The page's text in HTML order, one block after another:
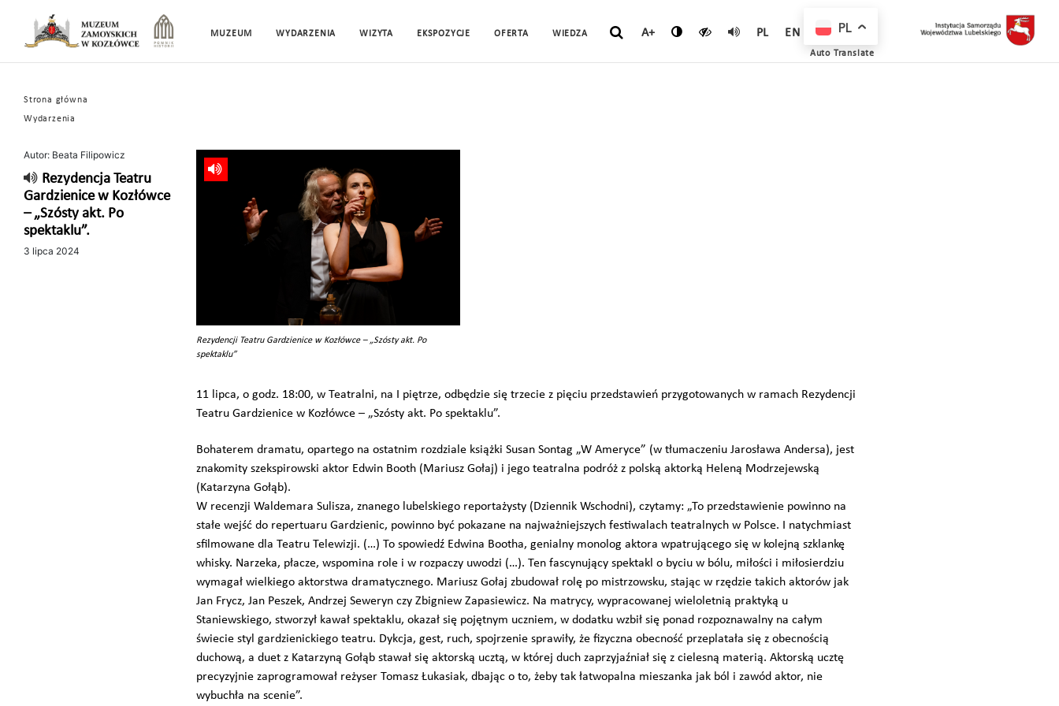
MUZEUM WYDARZENIA WIZYTA EKSPOZYCJE OFERTA WIEDZA A+ PL EN
Strona główna
Wydarzenia
Autor: Beata Filipowicz
Rezydencja Teatru
Gardzienice w Kozłówce
– „Szósty akt. Po
spektaklu”.
3 lipca 2024
Rezydencji Teatru Gardzienice w Kozłówce – „Szósty akt. Po
spektaklu”
11 lipca, o godz. 18:00, w Teatralni, na I piętrze, odbędzie się trzecie z pięciu przedstawień przygotowanych w ramach Rezydencji
Teatru Gardzienice w Kozłówce – „Szósty akt. Po spektaklu”.
Bohaterem dramatu, opartego na ostatnim rozdziale książki Susan Sontag „W Ameryce” (w tłumaczeniu Jarosława Andersa), jest
znakomity szekspirowski aktor Edwin Booth (Mariusz Gołaj) i jego teatralna podróż z polską aktorką Heleną Modrzejewską
(Katarzyna Gołąb).
W recenzji Waldemara Sulisza, znanego lubelskiego reportażysty (Dziennik Wschodni), czytamy: „To przedstawienie powinno na
stałe wejść do repertuaru Gardzienic, powinno być pokazane na najważniejszych festiwalach teatralnych w Polsce. I natychmiast
sfilmowane dla Teatru Telewizji. (…) To spowiedź Edwina Bootha, genialny monolog aktora wpatrującego się w kolejną szklankę
whisky. Narzeka, płacze, wspomina role i w rozpaczy uwodzi (…). Ten fascynujący spektakl o byciu w bólu, miłości i miłosierdziu
wymagał wielkiego aktorstwa dramatycznego. Mariusz Gołaj zbudował rolę po mistrzowsku, stając w rzędzie takich aktorów jak
Jan Frycz, Jan Peszek, Andrzej Seweryn czy Zbigniew Zapasiewicz. Na matrycy, wypracowanej wieloletnią praktyką u
Staniewskiego, stworzył kawał spektaklu, okazał się pojętnym uczniem, w dodatku wzbił się ponad rozpoznawalny na całym
świecie styl gardzienickiego teatru. Dykcja, gest, ruch, spojrzenie sprawiły, że fizyczna obecność przeplatała się z obecnością
duchową, a duet z Katarzyną Gołąb stawał się aktorską ucztą, w której duch zaprzyjaźniał się z cielesną materią. Aktorską ucztę
precyzyjnie zaprogramował reżyser Tomasz Łukasiak, dbając o to, żeby tak łatwopalna mieszanka jak ból i zawód aktor, nie
wybuchła na scenie”.
PL
Auto Translate